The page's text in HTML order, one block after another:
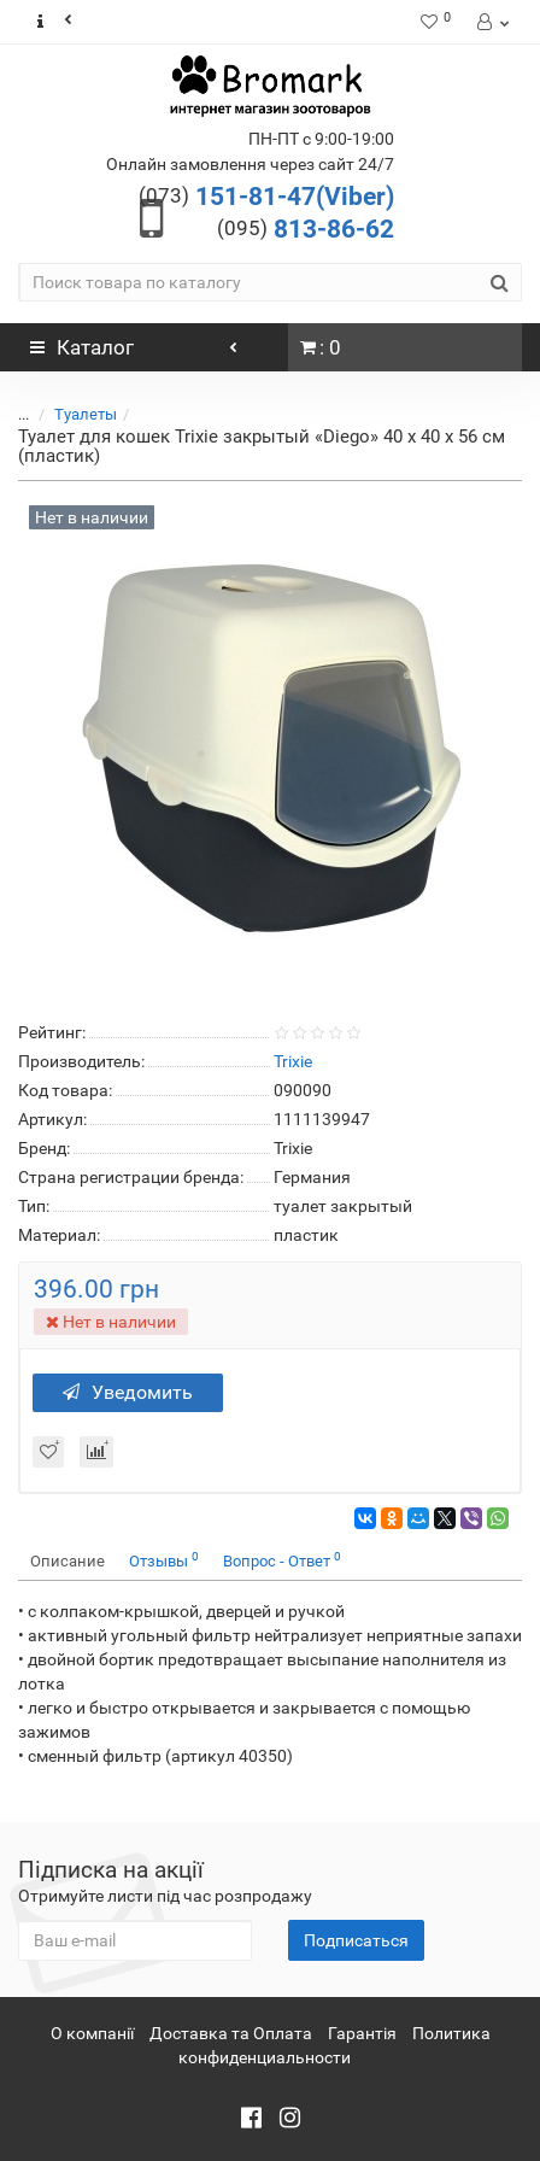
0
ПН-ПТ с 9:00-19:00
Онлайн замовлення через сайт 24/7
(073) 151-81-47(Viber)
(095) 813-86-62
Каталог : 0
... Туалеты
Туалет для кошек Trixie закрытый «Diego» 40 x 40 x 56 см
(пластик)
Нет в наличии
Рейтинг:
Производитель:
Trixie
Код товара:
090090
Артикул:
1111139947
Бренд:
Trixie
Страна регистрации бренда:
Германия
Тип:
туалет закрытый
Материал:
пластик
396.00 грн
Нет в наличии
Уведомить
Описание Отзывы 0 Вопрос - Ответ 0
• с колпаком-крышкой, дверцей и ручкой
• активный угольный фильтр нейтрализует неприятные запахи
• двойной бортик предотвращает высыпание наполнителя из
лотка
• легко и быстро открывается и закрывается с помощью
зажимов
• сменный фильтр (артикул 40350)
Підписка на акції
Отримуйте листи під час розпродажу
Подписаться
О компанії Доставка та Оплата Гарантія
Политика
конфиденциальности